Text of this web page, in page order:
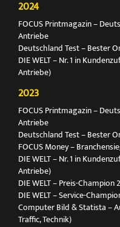
2024
FOCUS Printmagazin –
Antriebe
Deutschland Test – Bester
DIE WELT – Nr. 1 in
Antriebe)
2023
FOCUS Printmagazin –
Antriebe
Deutschland Test – Bester
FOCUS Money –
DIE WELT – Nr. 1 in
Antriebe)
DIE WELT – Preis-
DIE WELT – Service-
Computer Bild & Statista –
Traffic, Technik)